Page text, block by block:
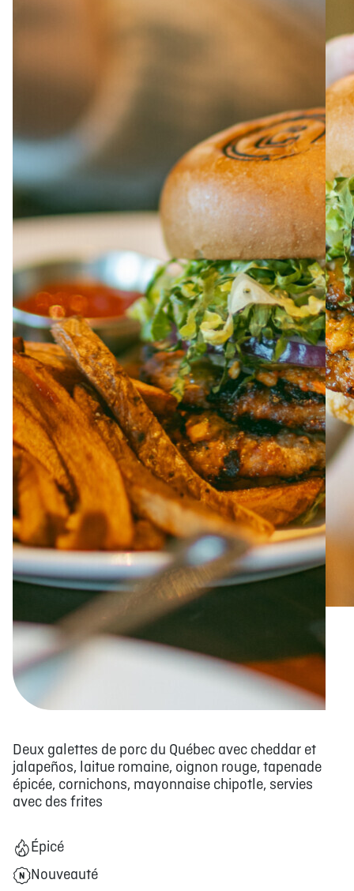
Deux galettes de porc du Québec avec cheddar et
jalapeños, laitue romaine, oignon rouge, tapenade
épicée, cornichons, mayonnaise chipotle, servies
avec des frites
Épicé
Nouveauté